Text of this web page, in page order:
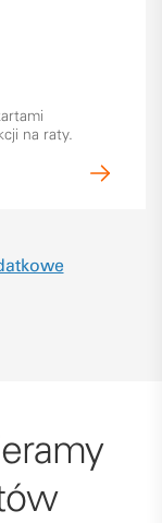
na raty.